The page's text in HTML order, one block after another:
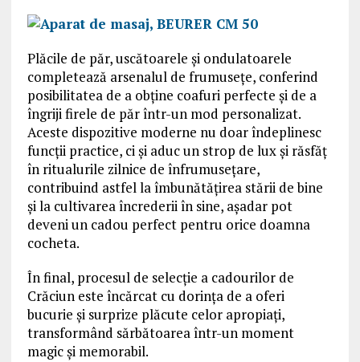
Plăcile de păr, uscătoarele și ondulatoarele
completează arsenalul de frumusețe, conferind
posibilitatea de a obține coafuri perfecte și de a
îngriji firele de păr într-un mod personalizat.
Aceste dispozitive moderne nu doar îndeplinesc
funcții practice, ci și aduc un strop de lux și răsfăț
în ritualurile zilnice de înfrumusețare,
contribuind astfel la îmbunătățirea stării de bine
și la cultivarea încrederii în sine, așadar pot
deveni un cadou perfect pentru orice doamna
cocheta.
În final, procesul de selecție a cadourilor de
Crăciun este încărcat cu dorința de a oferi
bucurie și surprize plăcute celor apropiați,
transformând sărbătoarea într-un moment
magic și memorabil.